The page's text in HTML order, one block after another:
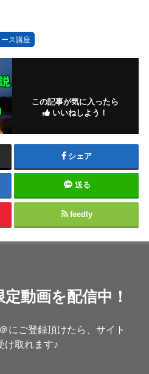
ス講座
この記事が気に入ったら
いいねしよう！
シェア
送る
feedly
動画を配信中！
にご登録頂けたら、サイト
け取れます♪